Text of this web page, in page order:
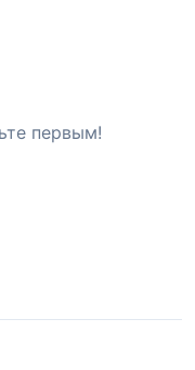
первым!